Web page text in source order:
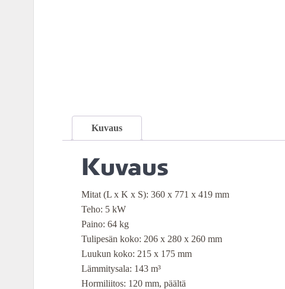
Kuvaus
Kuvaus
Mitat (L x K x S): 360 x 771 x 419 mm
Teho: 5 kW
Paino: 64 kg
Tulipesän koko: 206 x 280 x 260 mm
Luukun koko: 215 x 175 mm
Lämmitysala: 143 m³
Hormiliitos: 120 mm, päältä